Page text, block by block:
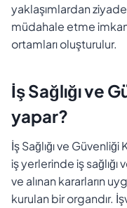
yaklaşımlardan
müdahale etme
ortamları oluşturulur.
İş Sağlığı ve
yapar?
İş Sağlığı ve Güvenliği
iş yerlerinde iş sağlığı
ve alınan kararların
kurulan bir organdır.